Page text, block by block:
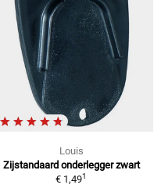
Louis
Zijstandaard onderlegger zwart
€ 1,491